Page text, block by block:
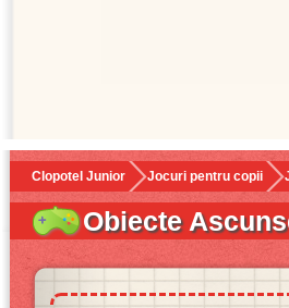
Clopotel Junior Jocuri pentru copii
Obiecte